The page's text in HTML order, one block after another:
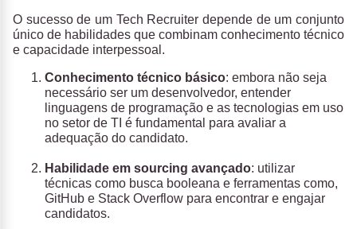
O sucesso de um Tech Recruiter depende de um conjunto
único de habilidades que combinam conhecimento técnico
e capacidade interpessoal.
Conhecimento técnico básico: embora não seja
necessário ser um desenvolvedor, entender
linguagens de programação e as tecnologias em uso
no setor de TI é fundamental para avaliar a
adequação do candidato.
Habilidade em sourcing avançado: utilizar
técnicas como busca booleana e ferramentas como,
GitHub e Stack Overflow para encontrar e engajar
candidatos.